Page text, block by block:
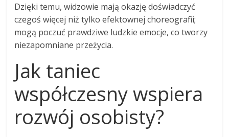
Dzięki temu, widzowie mają okazję doświadczyć
czegoś więcej niż tylko efektownej choreografii;
mogą poczuć prawdziwe ludzkie emocje, co tworzy
niezapomniane przeżycia.
Jak taniec
współczesny wspiera
rozwój osobisty?